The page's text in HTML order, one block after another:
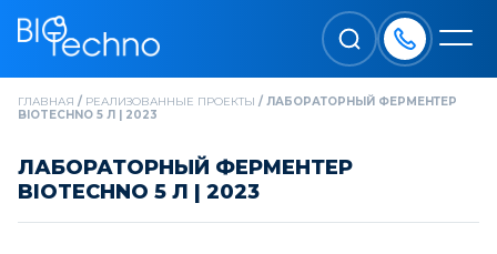
ГЛАВНАЯ / РЕАЛИЗОВАННЫЕ ПРОЕКТЫ / ЛАБОРАТОРНЫЙ ФЕРМЕНТЕР
BIOTECHNO 5 Л | 2023
ЛАБОРАТОРНЫЙ ФЕРМЕНТЕР
BIOTECHNO 5 Л | 2023